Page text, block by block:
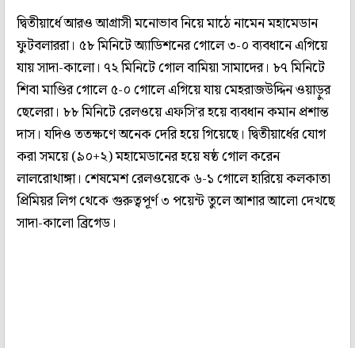
দ্বিতীয়ার্ধে আরও আগ্রাসী মনোভাব নিয়ে মাঠে নামেন মহামেডান
ফুটবলাররা। ৫৮ মিনিটে অ্যাডিশনের গোলে ৩-০ ব্যবধানে এগিয়ে
যায় সাদা-কালো। ৭২ মিনিটে গোল বামিয়া সামাদের। ৮৭ মিনিটে
শিবা মাণ্ডির গোলে ৫-০ গোলে এগিয়ে যায় মেহরাজউদ্দিন ওয়াড়ুর
ছেলেরা। ৮৮ মিনিটে রেলওয়ে এফসি'র হয়ে ব্যবধান কমান প্রশান্ত
দাস। যদিও ততক্ষণে অনেক দেরি হয়ে গিয়েছে। দ্বিতীয়ার্ধের যোগ
করা সময়ে (৯০+২) মহামেডানের হয়ে ষষ্ঠ গোল করেন
লালরোথাঙ্গা। শেষমেশ রেলওয়েকে ৬-১ গোলে হারিয়ে কলকাতা
প্রিমিয়র লিগ থেকে গুরুত্বপূর্ণ ৩ পয়েন্ট তুলে আশার আলো দেখছে
সাদা-কালো ব্রিগেড।